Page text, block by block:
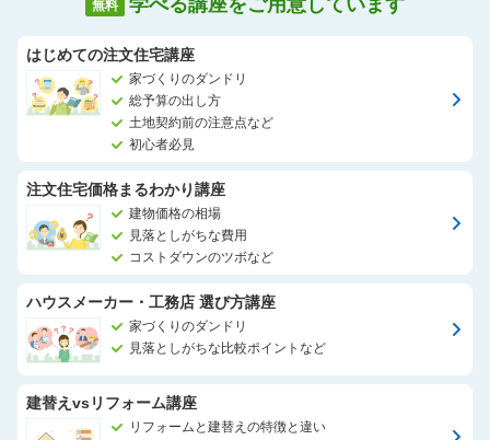
無料 学べる講座をご用意しています
はじめての注文住宅講座
家づくりのダンドリ
総予算の出し方
土地契約前の注意点など
初心者必見
注文住宅価格まるわかり講座
建物価格の相場
見落としがちな費用
コストダウンのツボなど
ハウスメーカー・工務店 選び方講座
家づくりのダンドリ
見落としがちな比較ポイントなど
建替えvsリフォーム講座
リフォームと建替えの特徴と違い